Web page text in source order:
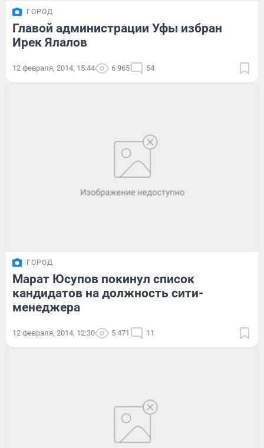
ГОРОД
Главой администрации Уфы избран
Ирек Ялалов
12 февраля, 2014, 15:44 6 965 54
ГОРОД
Марат Юсупов покинул список
кандидатов на должность сити-
менеджера
12 февраля, 2014, 12:30 5 471 11